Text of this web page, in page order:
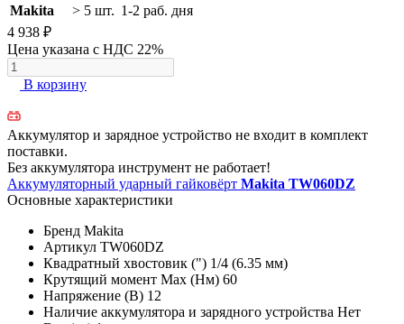
Makita
> 5 шт. 1-2 раб. дня
4 938 ₽
Цена указана с НДС 22%
В корзину
Аккумулятор и зарядное устройство не входит в комплект
поставки.
Без аккумулятора инструмент не работает!
Аккумуляторный ударный гайковёрт Makita TW060DZ
Основные характеристики
Бренд Makita
Артикул TW060DZ
Квадратный хвостовик (") 1/4 (6.35 мм)
Крутящий момент Max (Нм) 60
Напряжение (В) 12
Наличие аккумулятора и зарядного устройства Нет